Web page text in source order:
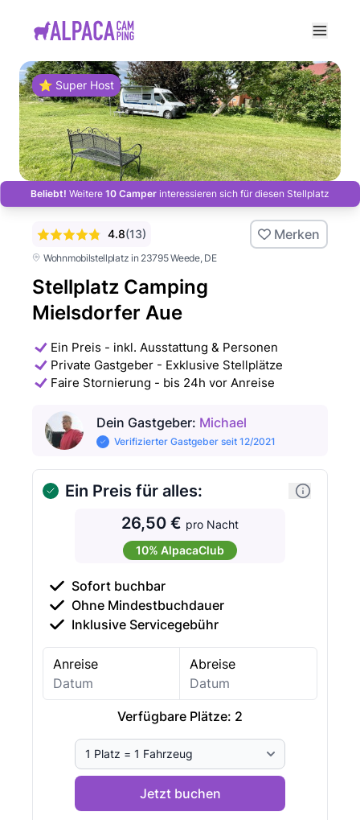
⭐ Super Host
Beliebt! Weitere 10 Camper interessieren sich für diesen Stellplatz
Wohnmobilstellplatz in 23795 Weede, DE
Stellplatz Camping
Mielsdorfer Aue
4.8(13) Merken
Ein Preis - inkl. Ausstattung & Personen
Private Gastgeber - Exklusive Stellplätze
Faire Stornierung - bis 24h vor Anreise
Dein Gastgeber: Michael
Verifizierter Gastgeber seit 12/2021
Ein Preis für alles:
26,50 € pro Nacht
10% AlpacaClub
Sofort buchbar
Ohne Mindestbuchdauer
Inklusive Servicegebühr
Anreise Abreise
Verfügbare Plätze: 2
Jetzt buchen